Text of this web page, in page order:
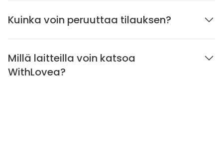
Kuinka voin peruuttaa tilauksen?
Millä laitteilla voin katsoa
WithLovea?